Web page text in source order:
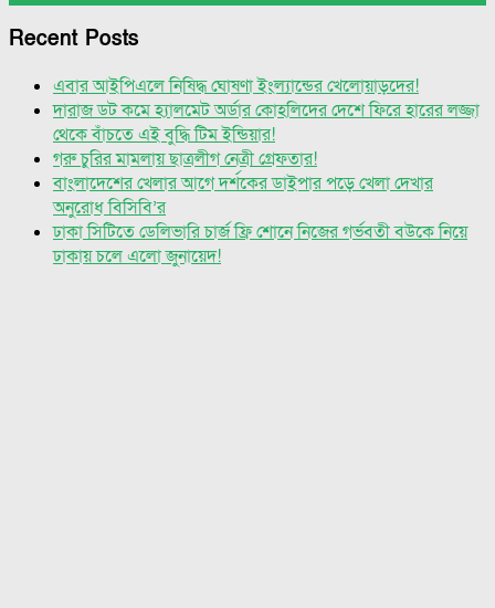
Recent Posts
এবার আইপিএলে নিষিদ্ধ ঘোষণা ইংল্যান্ডের খেলোয়াড়দের!
দারাজ ডট কমে হ্যালমেট অর্ডার কোহলিদের দেশে ফিরে হারের লজ্জা
থেকে বাঁচতে এই বুদ্ধি টিম ইন্ডিয়ার!
গরু চুরির মামলায় ছাত্রলীগ নেত্রী গ্রেফতার!
বাংলাদেশের খেলার আগে দর্শকের ডাইপার পড়ে খেলা দেখার
অনুরোধ বিসিবি’র
ঢাকা সিটিতে ডেলিভারি চার্জ ফ্রি শোনে নিজের গর্ভবতী বউকে নিয়ে
ঢাকায় চলে এলো জুনায়েদ!